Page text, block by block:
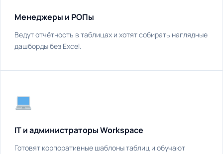
Менеджеры и РОПы
Ведут отчётность в таблицах и хотят собирать наглядные
дашборды без Excel.
IT и администраторы Workspace
Готовят корпоративные шаблоны таблиц и обучают